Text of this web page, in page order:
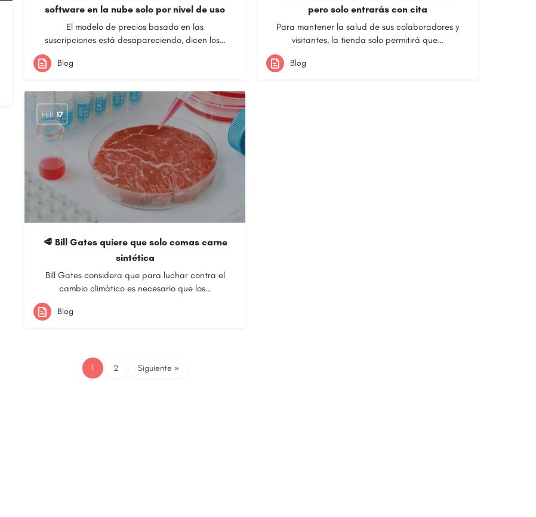
software en la nube solo por nivel de uso
El modelo de precios basado en las
suscripciones está desapareciendo, dicen los…
Blog
pero solo entrarás con cita
Para mantener la salud de sus colaboradores y
visitantes, la tienda solo permitirá que…
Blog
FEB 17
🥩 Bill Gates quiere que solo comas carne
sintética
Bill Gates considera que para luchar contra el
cambio climático es necesario que los…
Blog
1 2 Siguiente »